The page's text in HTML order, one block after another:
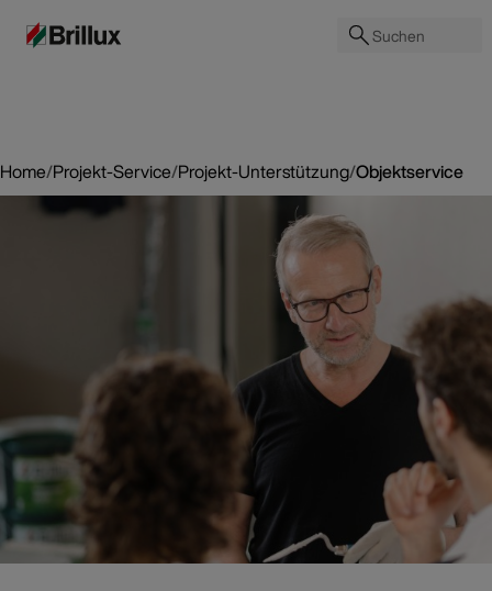
Suchen
Home/Projekt-Service/Projekt-Unterstützung/Objektservice